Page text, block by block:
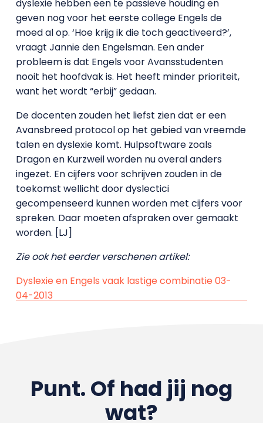
dyslexie hebben een te passieve houding en
geven nog voor het eerste college Engels de
moed al op. ‘Hoe krijg ik die toch geactiveerd?’,
vraagt Jannie den Engelsman. Een ander
probleem is dat Engels voor Avansstudenten
nooit het hoofdvak is. Het heeft minder prioriteit,
want het wordt “erbij” gedaan.
De docenten zouden het liefst zien dat er een
Avansbreed protocol op het gebied van vreemde
talen en dyslexie komt. Hulpsoftware zoals
Dragon en Kurzweil worden nu overal anders
ingezet. En cijfers voor schrijven zouden in de
toekomst wellicht door dyslectici
gecompenseerd kunnen worden met cijfers voor
spreken. Daar moeten afspraken over gemaakt
worden. [LJ]
Zie ook het eerder verschenen artikel:
Dyslexie en Engels vaak lastige combinatie 03-
04-2013
Punt. Of had jij nog
wat?